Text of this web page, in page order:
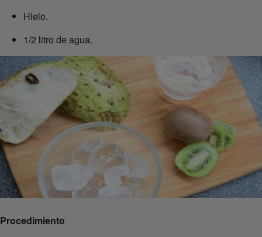
Hielo.
1/2 litro de agua.
Procedimiento